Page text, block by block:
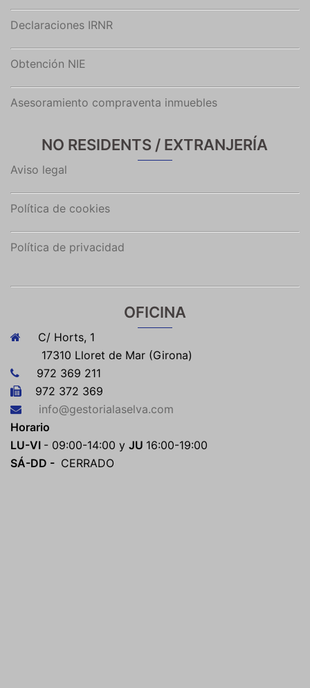
Declaraciones IRNR
Obtención NIE
Asesoramiento compraventa inmuebles
NO RESIDENTS / EXTRANJERÍA
Aviso legal
Política de cookies
Política de privacidad
OFICINA
C/ Horts, 1
17310 Lloret de Mar (Girona)
972 369 211
972 372 369
info@gestorialaselva.com
Horario
LU-VI - 09:00-14:00 y JU 16:00-19:00
SÁ-DD - CERRADO